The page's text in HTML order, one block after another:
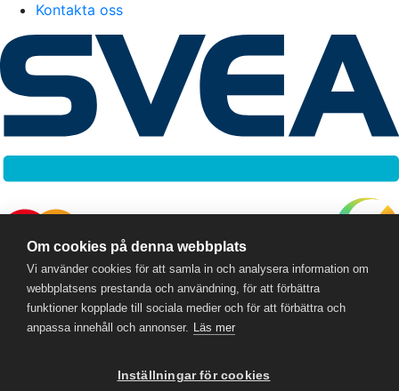
Kontakta oss
RC Online- © 2026
559357-5706
Om cookies på denna webbplats
Vi använder cookies för att samla in och analysera information om
webbplatsens prestanda och användning, för att förbättra
funktioner kopplade till sociala medier och för att förbättra och
anpassa innehåll och annonser. Läs mer
Inställningar för cookies